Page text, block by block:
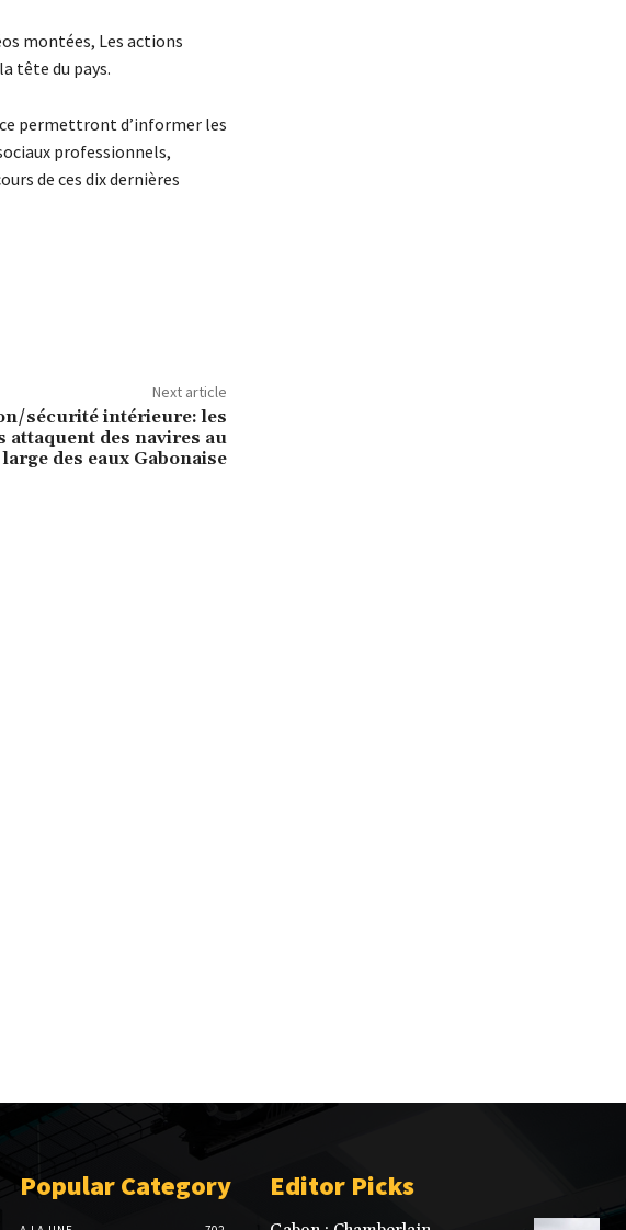
montées, Les actions
tête du pays.
permettront d’informer les
professionnels,
de ces dix dernières
Next article
sécurité intérieure: les
attaquent des navires au
large des eaux Gabonaise
Popular Category Editor Picks